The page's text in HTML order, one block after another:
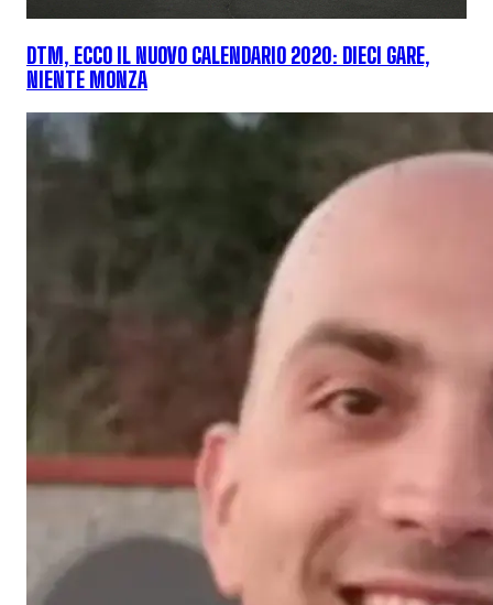
DTM, ECCO IL NUOVO CALENDARIO 2020: DIECI GARE,
NIENTE MONZA